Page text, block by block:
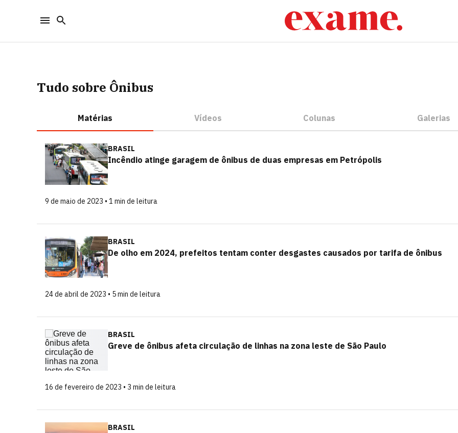
Tudo sobre Ônibus
Matérias Vídeos Colunas Galerias
BRASIL
Incêndio atinge garagem de ônibus de duas empresas em Petrópolis
9 de maio de 2023 • 1 min de leitura
BRASIL
De olho em 2024, prefeitos tentam conter desgastes causados por tarifa de ônibus
24 de abril de 2023 • 5 min de leitura
BRASIL
Greve de ônibus afeta circulação de linhas na zona leste de São Paulo
16 de fevereiro de 2023 • 3 min de leitura
BRASIL